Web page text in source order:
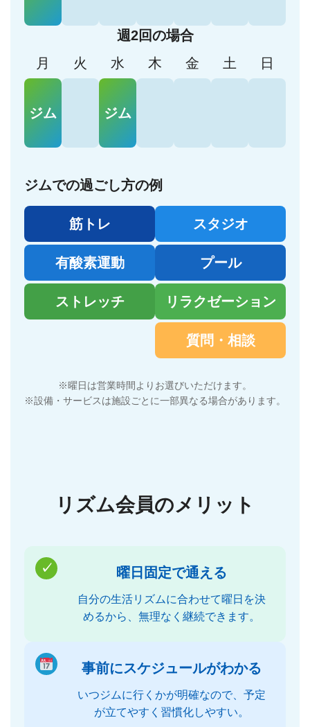
週2回の場合
月
火 水 木 金 土 日
ジム ジム
ジムでの過ごし方の例
筋トレ
有酸素運動
ストレッチ
スタジオ
プール
リラクゼーション
質問・相談
※曜日は営業時間よりお選びいただけます。
※設備・サービスは施設ごとに一部異なる場合があります。
リズム会員のメリット
✓ 曜日固定で通える
自分の生活リズムに合わせて曜日を決
めるから、無理なく継続できます。
事前にスケジュールがわかる
いつジムに行くかが明確なので、予定
が立てやすく習慣化しやすい。